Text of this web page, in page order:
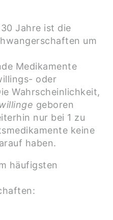
Jahre ist die
um
Medikamente
oder
Wahrscheinlichkeit,
geboren
nur bei 1 zu
keine
haben.
häufigsten